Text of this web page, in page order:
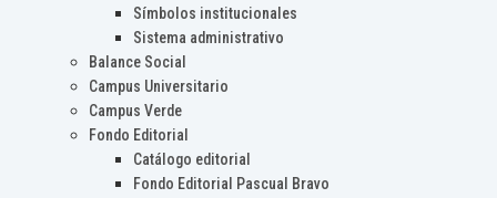
Símbolos institucionales
Sistema administrativo
Balance Social
Campus Universitario
Campus Verde
Fondo Editorial
Catálogo editorial
Fondo Editorial Pascual Bravo